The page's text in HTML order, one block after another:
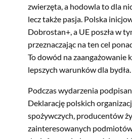
zwierzęta, a hodowla to dla
lecz także pasja. Polska
Dobrostan+, a UE poszła w
przeznaczając na ten cel
To dowód na zaangażowanie
lepszych warunków dla bydła.
Podczas wydarzenia
Deklarację polskich
spożywczych, producentów
zainteresowanych